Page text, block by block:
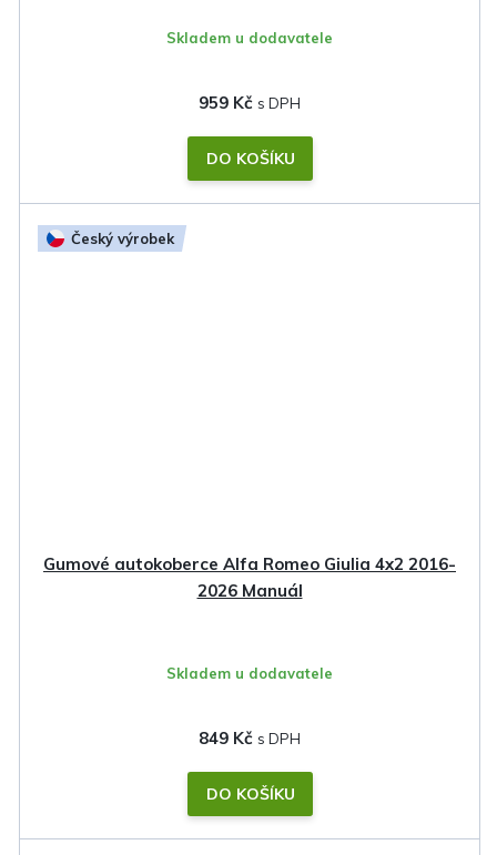
Skladem u dodavatele
959 Kč
DO KOŠÍKU
Český výrobek
Gumové autokoberce Alfa Romeo Giulia 4x2 2016-
2026 Manuál
Skladem u dodavatele
849 Kč
DO KOŠÍKU